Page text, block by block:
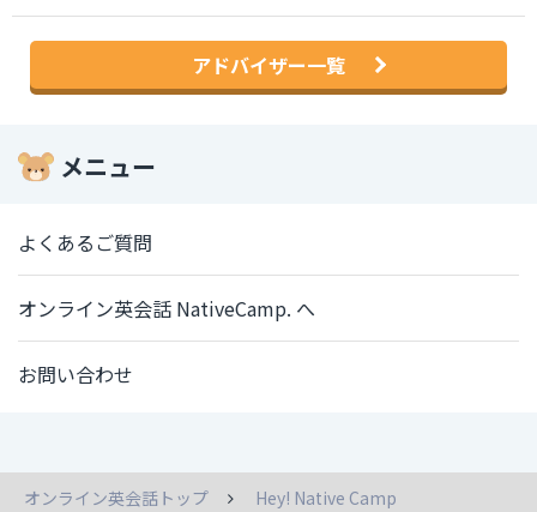
アドバイザー一覧
メニュー
よくあるご質問
オンライン英会話 NativeCamp. へ
お問い合わせ
オンライン英会話トップ
Hey! Native Camp